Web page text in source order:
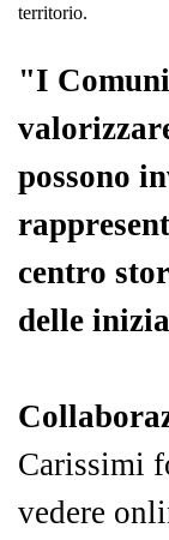
territorio.
"I
possono
centro
delle
Carissimi
vedere